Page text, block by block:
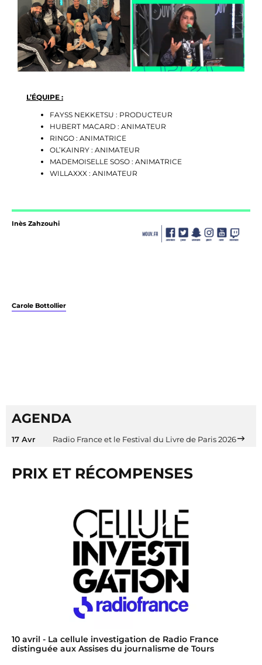
L’ÉQUIPE :
FAYSS NEKKETSU : PRODUCTEUR
HUBERT MACARD : ANIMATEUR
RINGO : ANIMATRICE
OL’KAINRY : ANIMATEUR
MADEMOISELLE SOSO : ANIMATRICE
WILLAXXX : ANIMATEUR
Inès Zahzouhi
Carole Bottollier
AGENDA
17 Avr Radio France et le Festival du Livre de Paris 2026
PRIX ET RÉCOMPENSES
10 avril - La cellule investigation de Radio France
distinguée aux Assises du journalisme de Tours